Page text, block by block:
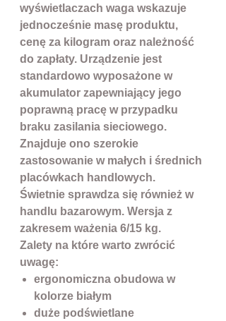
wyświetlaczach waga wskazuje
jednocześnie masę produktu,
cenę za kilogram oraz należność
do zapłaty. Urządzenie jest
standardowo wyposażone w
akumulator zapewniający jego
poprawną pracę w przypadku
braku zasilania sieciowego.
Znajduje ono szerokie
zastosowanie w małych i średnich
placówkach handlowych.
Świetnie sprawdza się również w
handlu bazarowym. Wersja z
zakresem ważenia 6/15 kg.
Zalety na które warto zwrócić
uwagę:
ergonomiczna obudowa w
kolorze białym
duże podświetlane